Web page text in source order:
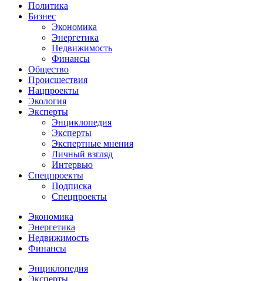
Политика
Бизнес
Экономика
Энергетика
Недвижимость
Финансы
Общество
Происшествия
Нацпроекты
Экология
Эксперты
Энциклопедия
Эксперты
Экспертные мнения
Личный взгляд
Интервью
Спецпроекты
Подписка
Спецпроекты
Экономика
Энергетика
Недвижимость
Финансы
Энциклопедия
Эксперты